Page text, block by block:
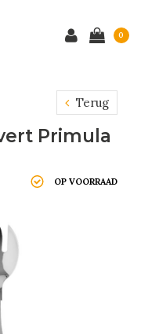
0
Terug
Primula
OP VOORRAAD